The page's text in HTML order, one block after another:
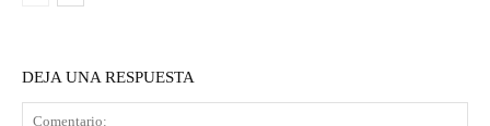
DEJA UNA RESPUESTA